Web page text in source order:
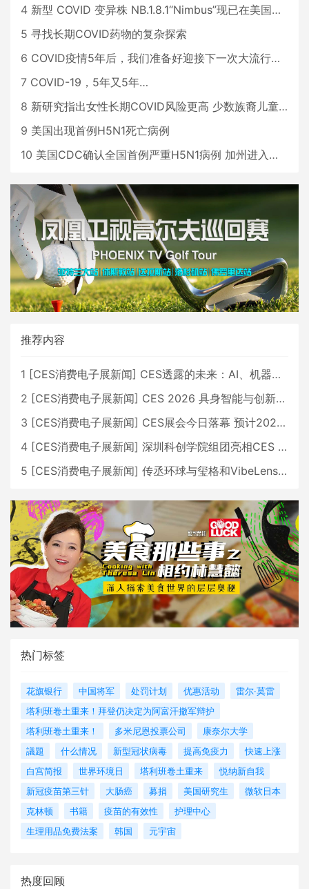
4 新型 COVID 变异株 NB.1.8.1“Nimbus”现已在美国占据主导地位
5 寻找长期COVID药物的复杂探索
6 COVID疫情5年后，我们准备好迎接下一次大流行了吗？
7 COVID-19，5年又5年…
8 新研究指出女性长期COVID风险更高 少数族裔儿童存在差异
9 美国出现首例H5N1死亡病例
10 美国CDC确认全国首例严重H5N1病例 加州进入紧急状态
推荐内容
1 [CES消费电子展新闻] CES透露的未来：AI、机器人与智能生活大爆发
2 [CES消费电子展新闻] CES 2026 具身智能与创新领域 中国公司大放异彩
3 [CES消费电子展新闻] CES展会今日落幕 预计2026行业收入将超五千亿美元
4 [CES消费电子展新闻] 深圳科创学院组团亮相CES 广受好评
5 [CES消费电子展新闻] 传丞环球与玺格和VibeLens共同推出全新耳机
热门标签
花旗银行 中国将军 处罚计划 优惠活动
雷尔·莫雷
塔利班卷土重来！拜登仍决定为阿富汗撤军辩护
塔利班卷土重来！
多米尼恩投票公司
康奈尔大学
議題
什么情况 新型冠状病毒 提高免疫力
快速上涨
白宫简报
世界环境日 塔利班卷土重来
悦纳新自我
新冠疫苗第三针
大肠癌 募捐 美国研究生
微软日本
克林顿
书籍 疫苗的有效性
护理中心
生理用品免费法案
韩国 元宇宙
热度回顾